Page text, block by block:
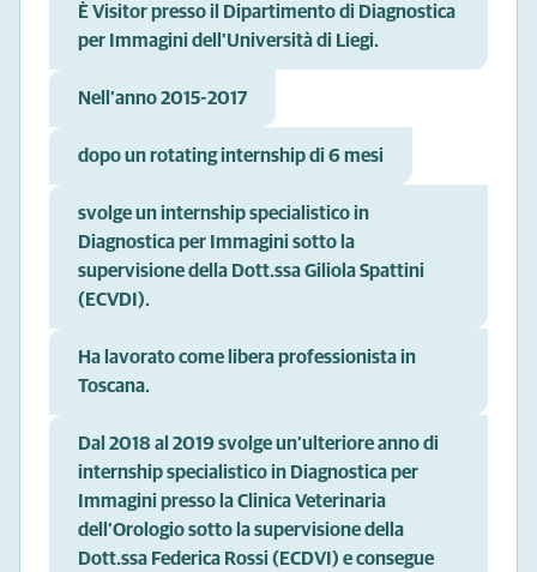
È Visitor presso il Dipartimento di Diagnostica
per Immagini dell’Università di Liegi.
Nell’anno 2015-2017
dopo un rotating internship di 6 mesi
svolge un internship specialistico in
Diagnostica per Immagini sotto la
supervisione della Dott.ssa Giliola Spattini
(ECVDI).
Ha lavorato come libera professionista in
Toscana.
Dal 2018 al 2019 svolge un’ulteriore anno di
internship specialistico in Diagnostica per
Immagini presso la Clinica Veterinaria
dell’Orologio sotto la supervisione della
Dott.ssa Federica Rossi (ECDVI) e consegue